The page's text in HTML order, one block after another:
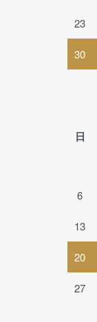
23
30
日
6
13
20
27